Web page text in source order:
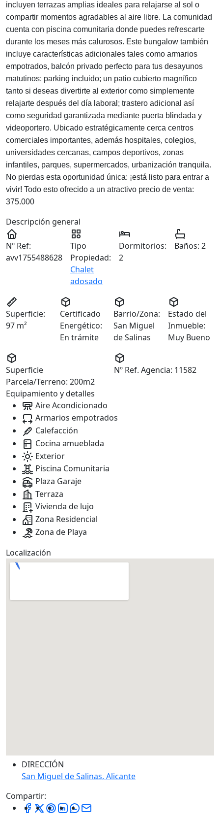
incluyen terrazas amplias ideales para relajarse al sol o
compartir momentos agradables al aire libre. La comunidad
cuenta con piscina comunitaria donde puedes refrescarte
durante los meses más calurosos. Este bungalow también
incluye características adicionales tales como armarios
empotrados, balcón privado perfecto para tus desayunos
matutinos; parking incluido; un patio cubierto magnífico
tanto si deseas divertirte al exterior como simplemente
relajarte después del día laboral; trastero adicional así
como seguridad garantizada mediante puerta blindada y
videoportero. Ubicado estratégicamente cerca centros
comerciales importantes, además hospitales, colegios,
universidades cercanas, campos deportivos, zonas
infantiles, parques, supermercados, urbanización tranquila.
No pierdas esta oportunidad única: ¡está listo para entrar a
vivir! Todo esto ofrecido a un atractivo precio de venta:
375.000
Descripción general
Nº Ref:
avv1755488628
Tipo
Propiedad:
Chalet
adosado
Dormitorios:
2
Baños: 2
Superficie:
97 m²
Certificado
Energético:
En trámite
Barrio/Zona:
San Miguel
de Salinas
Estado del
Inmueble:
Muy Bueno
Superficie
Parcela/Terreno: 200m2
Nº Ref. Agencia: 11582
Equipamiento y detalles
Aire Acondicionado
Armarios empotrados
Calefacción
Cocina amueblada
Exterior
Piscina Comunitaria
Plaza Garaje
Terraza
Vivienda de lujo
Zona Residencial
Zona de Playa
Localización
DIRECCIÓN
San Miguel de Salinas, Alicante
Compartir: